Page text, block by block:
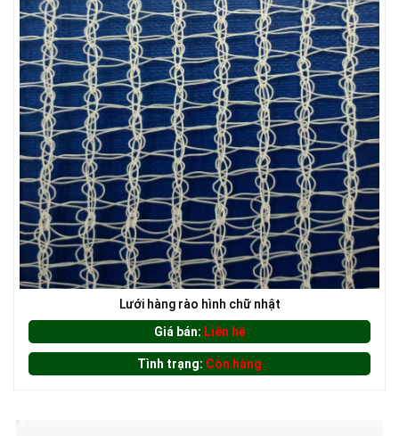
LƯỚI CHẮN CHIM
LƯỚI HÀNG RÀO HÌNH VUÔNG
LƯỚI CHE NẮNG
Lưới hàng rào hình chữ nhật
Giá bán: Liên hệ
Tình trạng: Còn hàng